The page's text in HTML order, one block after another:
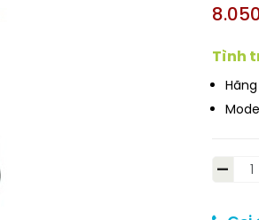
Tình
-